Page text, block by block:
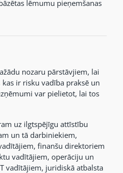
lēmumu pieņemšanas
nozaru pārstāvjiem, lai
ir risku vadība praksē un
var pielietot, lai tos
uz ilgtspējīgu attīstību
un tā darbiniekiem,
finanšu direktoriem
vadītājiem, operāciju un
vadītājiem, juridiskā atbalsta